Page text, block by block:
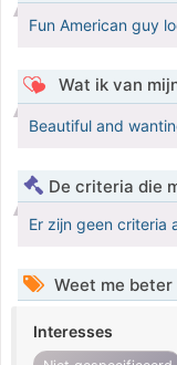
Fun American guy
Wat ik van
Beautiful and
De criteria die
Er zijn geen criteria
Weet me beter
Interesses